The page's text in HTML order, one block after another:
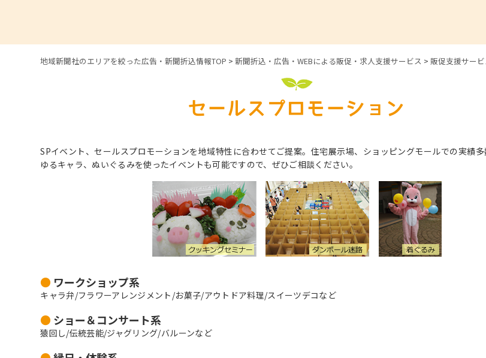
地域新聞社のエリアを絞った広告・新聞折込情報TOP >新聞折込・広告・WEBによる販促・求人支援サービス > 販促支援サービ
セールスプロモーション
SPイベント、セールスプロモーションを地域特性に合わせてご提案。住宅展示場、ショッピングモールでの実績多
ゆるキャラ、ぬいぐるみを使ったイベントも可能ですので、ぜひご相談ください。
● ワークショップ系
キャラ弁/フラワーアレンジメント/お菓子/アウトドア料理/スイーツデコなど
● ショー＆コンサート系
猿回し/伝統芸能/ジャグリング/バルーンなど